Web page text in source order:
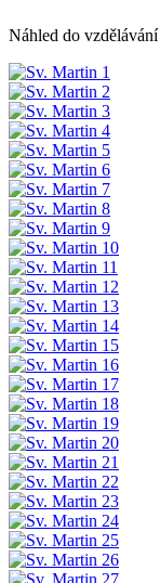
Náhled do vzdělávání